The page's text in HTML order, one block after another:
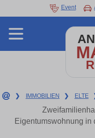
Event
❯ IMMOBILIEN ❯ ELTE
Eigentumswohnung in